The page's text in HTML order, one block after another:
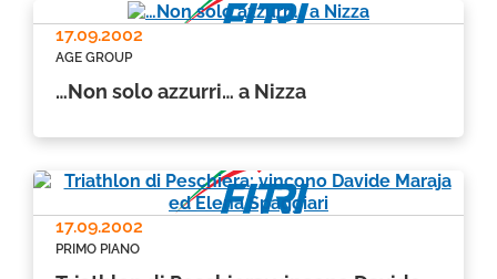
17.09.2002
AGE GROUP
…Non solo azzurri… a Nizza
17.09.2002
PRIMO PIANO